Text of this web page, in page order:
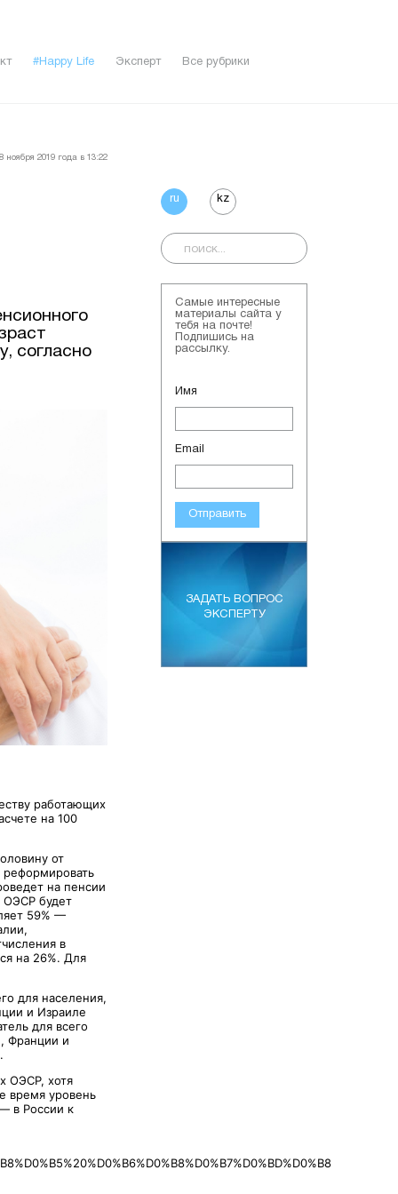
#Happy Life Эксперт Все рубрики
ноября 2019 года в 13:22
согласно
работающих
на 100
от
реформировать
на пенсии
ОЭСР будет
59% —
в
на 26%. Для
для населения,
и Израиле
для всего
Франции и
ОЭСР, хотя
время уровень
в России к
ru kz
Самые интересные
материалы сайта у
тебя на почте!
Подпишись на
рассылку.
Имя
Email
Отправить
ЗАДАТЬ ВОПРОС
ЭКСПЕРТУ